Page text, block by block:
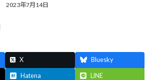
最
2023年7月14日
X Bluesky
Hatena LINE